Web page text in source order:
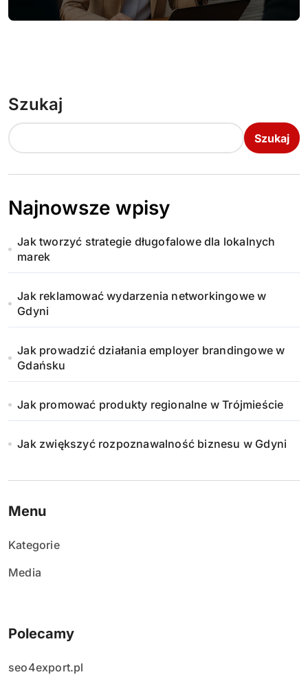
Szukaj
Szukaj
Najnowsze wpisy
Jak tworzyć strategie długofalowe dla lokalnych
marek
Jak reklamować wydarzenia networkingowe w
Gdyni
Jak prowadzić działania employer brandingowe w
Gdańsku
Jak promować produkty regionalne w Trójmieście
Jak zwiększyć rozpoznawalność biznesu w Gdyni
Menu
Kategorie
Media
Polecamy
seo4export.pl